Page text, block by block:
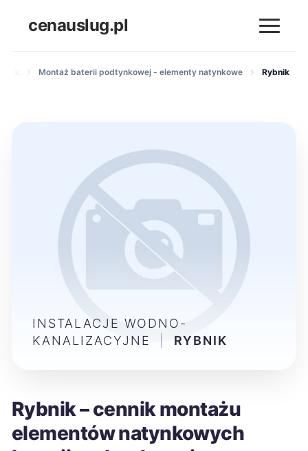
cenauslug.pl
Montaż baterii podtynkowej - elementy natynkowe Rybnik
Rybnik – cennik montażu
elementów natynkowych
INSTALACJE WODNO-
KANALIZACYJNE
RYBNIK